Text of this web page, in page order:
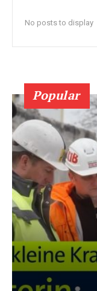
No posts to display
Popular